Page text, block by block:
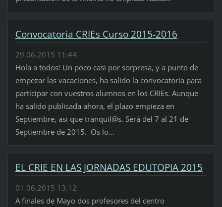
Convocatoria CRIEs Curso 2015-2016
29.06.2015 11:44
Hola a todos! Un poco casi por sorpresa, y a punto de
empezar las vacaciones, ha salido la convocatoria para
participar con vuestros alumnos en los CRIEs. Aunque
ha salido publicada ahora, el plazo empieza en
Septiembre, asi que tranquil@s. Será del 7 al 21 de
Septiembre de 2015. Os lo...
EL CRIE EN LAS JORNADAS EDUTOPIA 2015
01.06.2015 13:12
A finales de Mayo dos profesores del centro